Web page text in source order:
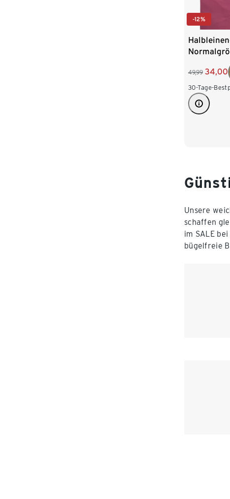
-12%
49,99 34,00
30-Tage-
Unsere
schaffen
im SALE
bügelfreie